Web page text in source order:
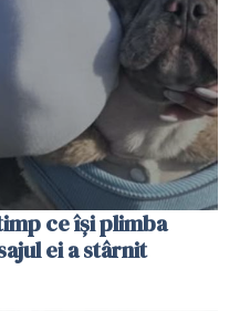
ce își plimba
ei a stârnit